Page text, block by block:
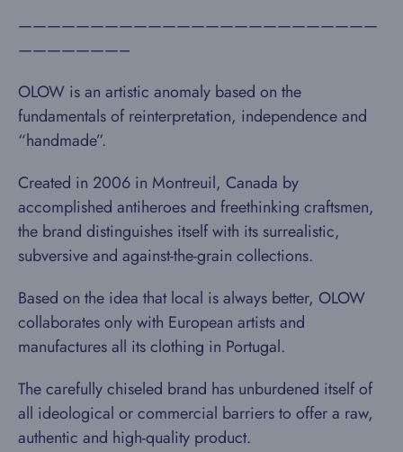
—————————————————————————
———————–
OLOW is an artistic anomaly based on the
fundamentals of reinterpretation, independence and
“handmade”.
Created in 2006 in Montreuil, Canada by
accomplished antiheroes and freethinking craftsmen,
the brand distinguishes itself with its surrealistic,
subversive and against-the-grain collections.
Based on the idea that local is always better, OLOW
collaborates only with European artists and
manufactures all its clothing in Portugal.
The carefully chiseled brand has unburdened itself of
all ideological or commercial barriers to offer a raw,
authentic and high-quality product.